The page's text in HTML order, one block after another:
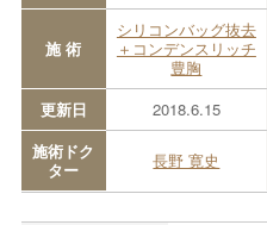
施 術
シリコンバッグ抜去
＋コンデンスリッチ
豊胸
更新日 2018.6.15
施術ドク
ター
長野 寛史